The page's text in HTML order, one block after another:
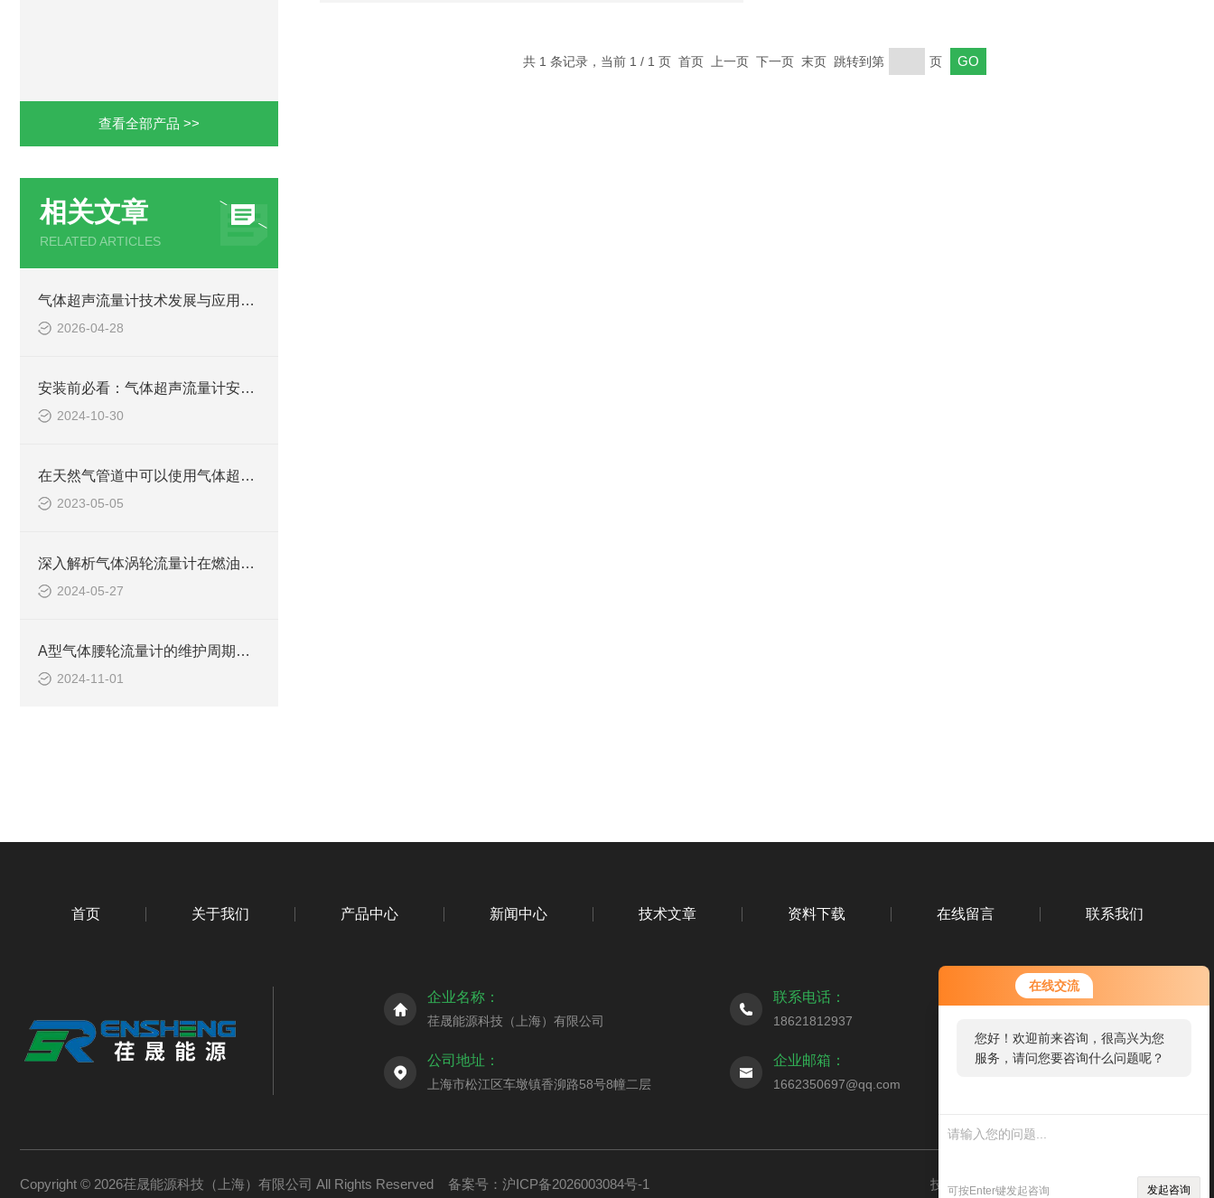
在线交流
您好！欢迎前来咨询，很高兴为您
服务，请问您要咨询什么问题呢？
可按Enter键发起咨询 发起咨询
查看全部产品 >>
相关文章
RELATED ARTICLES
气体超声流量计技术发展与应用综述
2026-04-28
安装前必看：气体超声流量计安装位置的选择与考量
2024-10-30
在天然气管道中可以使用气体超声流量计吗？
2023-05-05
深入解析气体涡轮流量计在燃油系统中的应用
2024-05-27
A型气体腰轮流量计的维护周期和成本
2024-11-01
共 1 条记录，当前 1 / 1 页 首页 上一页 下一页 末页 跳转到第 页
首页 关于我们 产品中心 新闻中心 技术文章 资料下载 在线留言 联系我们
企业名称：
荏晟能源科技（上海）有限公司
联系电话：
18621812937
公司地址：
上海市松江区车墩镇香泖路58号8幢二层
企业邮箱：
1662350697@qq.com
Copyright © 2026荏晟能源科技（上海）有限公司 All Rights Reserved 备案号：沪ICP备2026003084号-1 技术支持：仪表网 sitemap.xml